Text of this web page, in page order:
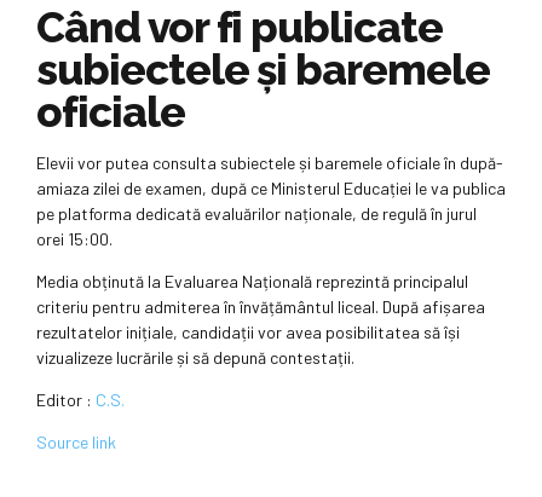
Când vor fi publicate
subiectele și baremele
oficiale
Elevii vor putea consulta subiectele și baremele oficiale în după-
amiaza zilei de examen, după ce Ministerul Educației le va publica
pe platforma dedicată evaluărilor naționale, de regulă în jurul
orei 15:00.
Media obținută la Evaluarea Națională reprezintă principalul
criteriu pentru admiterea în învățământul liceal. După afișarea
rezultatelor inițiale, candidații vor avea posibilitatea să își
vizualizeze lucrările și să depună contestații.
Editor : C.S.
Source link